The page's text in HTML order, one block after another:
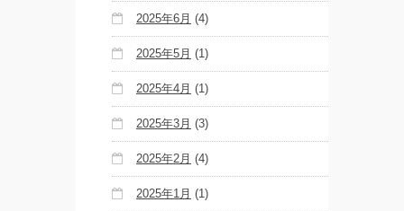
2025年6月 (4)
2025年5月 (1)
2025年4月 (1)
2025年3月 (3)
2025年2月 (4)
2025年1月 (1)